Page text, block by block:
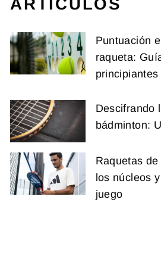
ARTÍCULOS
Puntuación
raqueta:
principiantes
Descifrando
bádminton:
Raquetas
los núcleos
juego